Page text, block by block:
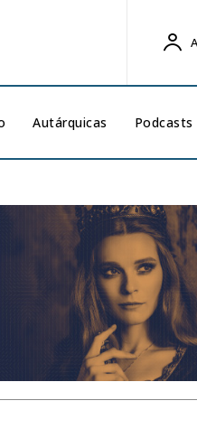
Autárquicas Podcasts